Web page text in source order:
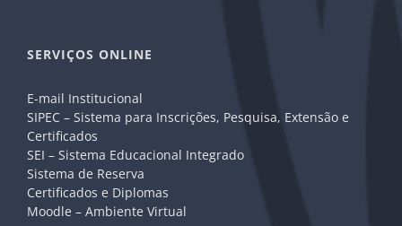
SERVIÇOS ONLINE
E-mail Institucional
SIPEC – Sistema para Inscrições, Pesquisa, Extensão e
Certificados
SEI – Sistema Educacional Integrado
Sistema de Reserva
Certificados e Diplomas
Moodle – Ambiente Virtual